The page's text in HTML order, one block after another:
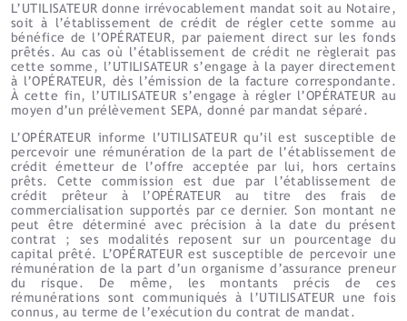
L’UTILISATEUR donne irrévocablement mandat soit au Notaire,
soit à l’établissement de crédit de régler cette somme au
bénéfice de l’OPÉRATEUR, par paiement direct sur les fonds
prêtés. Au cas où l’établissement de crédit ne règlerait pas
cette somme, l’UTILISATEUR s’engage à la payer directement
à l’OPÉRATEUR, dès l’émission de la facture correspondante.
À cette fin, l’UTILISATEUR s’engage à régler l’OPÉRATEUR au
moyen d’un prélèvement SEPA, donné par mandat séparé.
L’OPÉRATEUR informe l’UTILISATEUR qu’il est susceptible de
percevoir une rémunération de la part de l’établissement de
crédit émetteur de l’offre acceptée par lui, hors certains
prêts. Cette commission est due par l’établissement de
crédit prêteur à l’OPÉRATEUR au titre des frais de
commercialisation supportés par ce dernier. Son montant ne
peut être déterminé avec précision à la date du présent
contrat ; ses modalités reposent sur un pourcentage du
capital prêté. L’OPÉRATEUR est susceptible de percevoir une
rémunération de la part d’un organisme d’assurance preneur
du risque. De même, les montants précis de ces
rémunérations sont communiqués à l’UTILISATEUR une fois
connus, au terme de l’exécution du contrat de mandat.